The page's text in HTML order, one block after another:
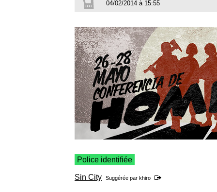
04/02/2014 à 15:55
Police identifiée
Sin City Suggérée par khiro